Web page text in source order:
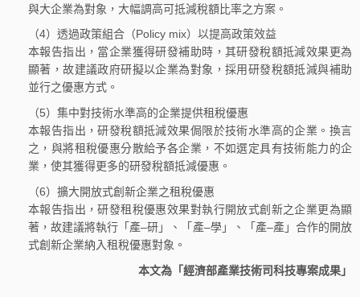
與大企業為對象，大幅調高可抵減稅額比率之方案。
（4）透過政策組合（Policy mix）以提高政策效益
本報告指出，當企業獲得研發補助時，其研發稅額抵減效果更為
顯著，故建議政府研擬以企業為對象，採用研發稅額抵減與補助
並行之優惠方式。
（5）集中對技術水準高的企業提供租稅優惠
本報告指出，研發稅額抵減效果侷限於技術水準高的企業。換言
之，與將租稅優惠分散給予各企業，不如選定具有技術能力的企
業，使其獲得更多的研發稅額抵減優惠。
（6）擴大開放式創新企業之租稅優惠
本報告指出，研發租稅優惠效果對執行開放式創新之企業更為顯
著，故建議將執行「產–研」、「產–學」、「產–產」合作的開放
式創新企業納入租稅優惠對象。
本文為「經濟部產業技術司科技專案成果」